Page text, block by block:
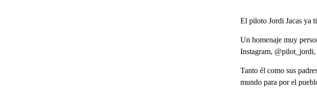
El piloto Jordi Jacas ya
Un homenaje muy
Instagram, @pilot_jordi,
Tanto él como sus
mundo para por el